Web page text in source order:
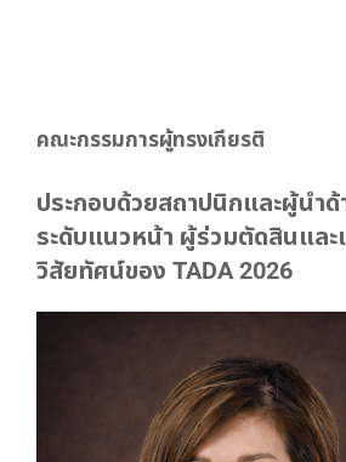
คณะกรรมการผู้ทรงเกียรติ
ประกอบด้วยสถาปนิกและผู้นำ
ระดับแนวหน้า ผู้ร่วมตัดสินและ
วิสัยทัศน์ของ TADA 2026